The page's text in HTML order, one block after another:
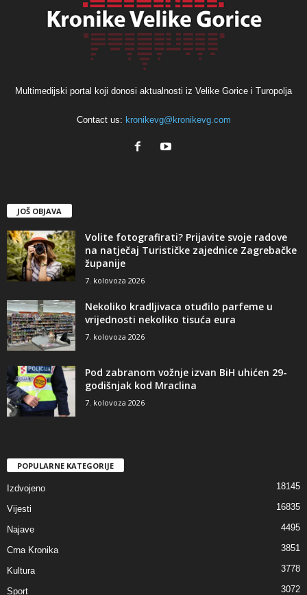
Multimedijski portal koji donosi aktualnosti iz Velike Gorice i Turopolja
Contact us: kronikevg@kronikevg.com
JOŠ OBJAVA
Volite fotografirati? Prijavite svoje radove
na natječaj Turističke zajednice Zagrebačke
županije
7. kolovoza 2026
Nekoliko kradljivaca otuđilo parfeme u
vrijednosti nekoliko tisuća eura
7. kolovoza 2026
Pod zabranom vožnje izvan BiH uhićen 29-
godišnjak kod Mraclina
7. kolovoza 2026
POPULARNE KATEGORIJE
Izdvojeno 18145
Vijesti 16835
Najave 4495
Crna Kronika 3851
Kultura 3778
Sport 3072